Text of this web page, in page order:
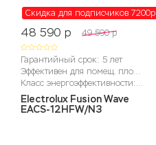
Скидка для подписчиков 7200p
48 590 p 49 590 p
Гарантийный срок: 5 лет
Эффективен для помещ. площадью до (м2): до 36 м2
Класс энергоэффективности: A
Electrolux Fusion Wave
EACS-12HFW/N3